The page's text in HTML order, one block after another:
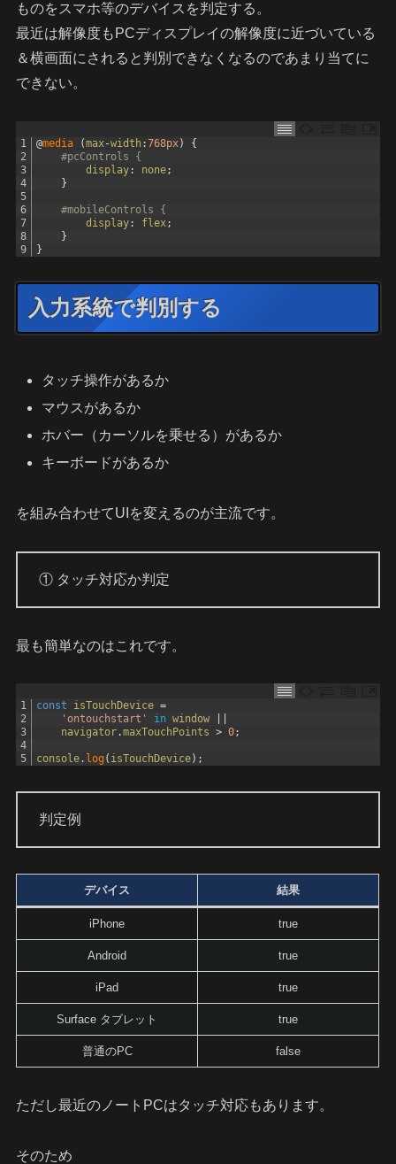
ものをスマホ等のデバイスを判定する。
最近は解像度もPCディスプレイの解像度に近づいている
＆横画面にされると判別できなくなるのであまり当てに
できない。
1
2
3
4
5
6
7
8
9
@media (max-width :768px)
{
#pcControls {
display : none;
}
#mobileControls {
display : flex;
}
}
入力系統で判別する
タッチ操作があるか
マウスがあるか
ホバー（カーソルを乗せる）があるか
キーボードがあるか
を組み合わせてUIを変えるのが主流です。
① タッチ対応か判定
最も簡単なのはこれです。
1
2
3
4
5
const isTouchDevice =
'ontouchstart'
in window
navigator .maxTouchPoints > 0;
console . log ( isTouchDevice) ;
判定例
デバイス 結果
iPhone true
Android true
iPad true
Surface タブレット true
普通のPC false
ただし最近のノートPCはタッチ対応もあります。
そのため